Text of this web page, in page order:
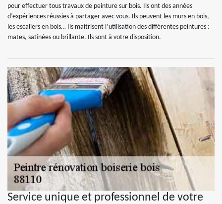
pour effectuer tous travaux de peinture sur bois. Ils ont des années
d’expériences réussies à partager avec vous. Ils peuvent les murs en bois,
les escaliers en bois… Ils maitrisent l’utilisation des différentes peintures :
mates, satinées ou brillante. Ils sont à votre disposition.
Service unique et professionnel de votre